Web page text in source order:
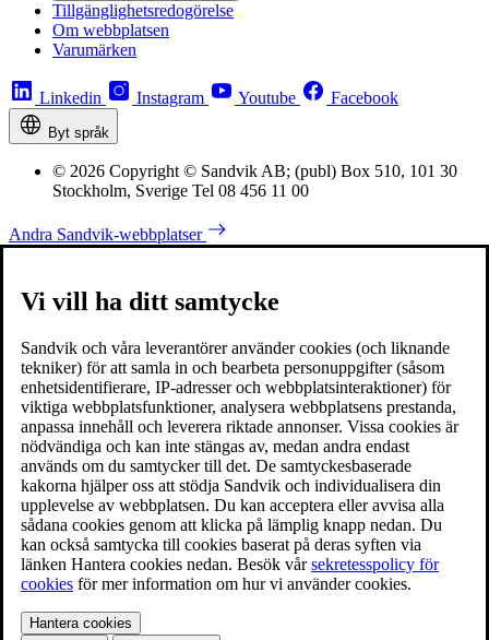
Tillgänglighetsredogörelse
Om webbplatsen
Varumärken
Linkedin Instagram Youtube Facebook
Byt språk
© 2026 Copyright © Sandvik AB; (publ) Box 510, 101 30
Stockholm, Sverige Tel 08 456 11 00
Andra Sandvik-webbplatser
Vi vill ha ditt samtycke
Sandvik och våra leverantörer använder cookies (och liknande
tekniker) för att samla in och bearbeta personuppgifter (såsom
enhetsidentifierare, IP-adresser och webbplatsinteraktioner) för
viktiga webbplatsfunktioner, analysera webbplatsens prestanda,
anpassa innehåll och leverera riktade annonser. Vissa cookies är
nödvändiga och kan inte stängas av, medan andra endast
används om du samtycker till det. De samtyckesbaserade
kakorna hjälper oss att stödja Sandvik och individualisera din
upplevelse av webbplatsen. Du kan acceptera eller avvisa alla
sådana cookies genom att klicka på lämplig knapp nedan. Du
kan också samtycka till cookies baserat på deras syften via
länken Hantera cookies nedan. Besök vårsekretesspolicy för
cookies för mer information om hur vi använder cookies.
Hantera cookies